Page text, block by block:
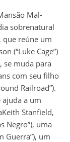
sobrenatural
que reúne um
(“Luke Cage”)
se muda para
com seu filho
Railroad”).
ajuda a um
Stanfield,
Negro”), uma
Guerra”), um